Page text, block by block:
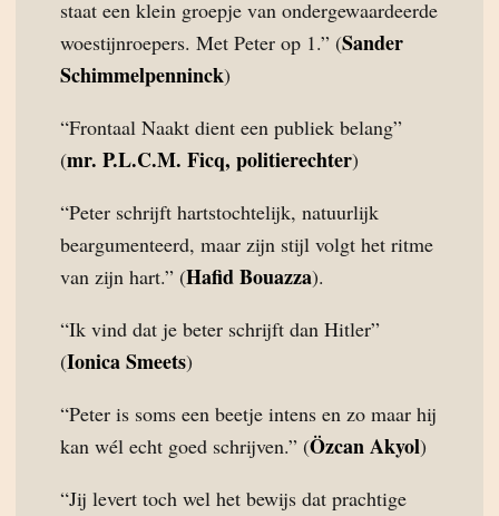
staat een klein groepje van ondergewaardeerde
woestijnroepers. Met Peter op 1.” (Sander
Schimmelpenninck)
“Frontaal Naakt dient een publiek belang”
(mr. P.L.C.M. Ficq, politierechter)
“Peter schrijft hartstochtelijk, natuurlijk
beargumenteerd, maar zijn stijl volgt het ritme
van zijn hart.” (Hafid Bouazza).
“Ik vind dat je beter schrijft dan Hitler”
(Ionica Smeets)
“Peter is soms een beetje intens en zo maar hij
kan wél echt goed schrijven.” (Özcan Akyol)
“Jij levert toch wel het bewijs dat prachtige